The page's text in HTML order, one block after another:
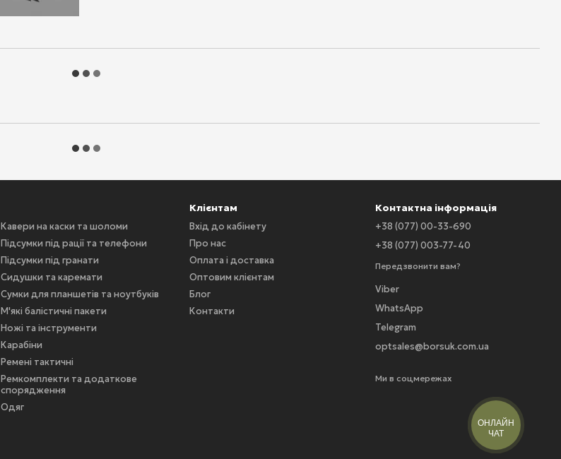
Кавери на каски та шоломи
Підсумки під рації та телефони
Підсумки під гранати
Сидушки та каремати
Сумки для планшетів та ноутбуків
М'які балістичні пакети
Ножі та інструменти
Карабіни
Ремені тактичні
Ремкомплекти та додаткове
спорядження
Одяг
Клієнтам
Вхід до кабінету
Про нас
Оплата і доставка
Оптовим клієнтам
Блог
Контакти
Контактна інформація
+38 (077) 00-33-690
+38 (077) 003-77-40
Передзвонити вам?
Viber
WhatsApp
Telegram
optsales@borsuk.com.ua
Ми в соцмережах
ОНЛАЙН
ЧАТ